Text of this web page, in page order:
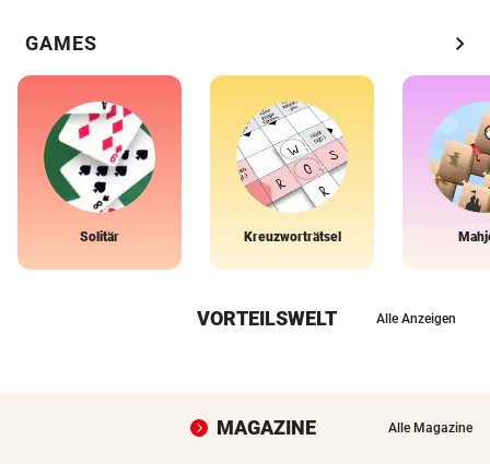
GAMES chevron_right
Solitär Kreuzworträtsel
VORTEILSWELT Alle Anzeigen
MAGAZINE Alle Magazine